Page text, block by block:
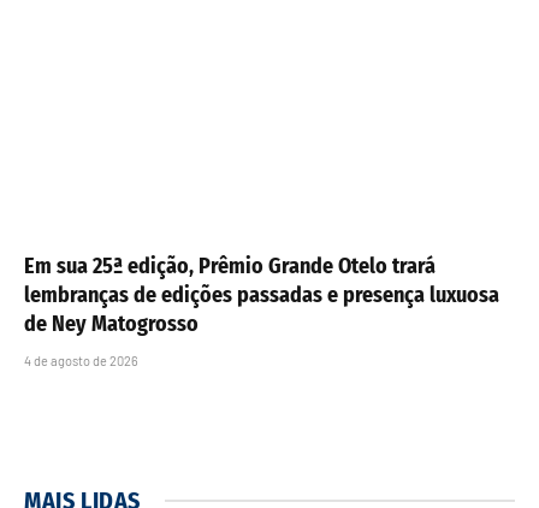
Em sua 25ª edição, Prêmio Grande Otelo trará
lembranças de edições passadas e presença luxuosa
de Ney Matogrosso
4 de agosto de 2026
MAIS LIDAS